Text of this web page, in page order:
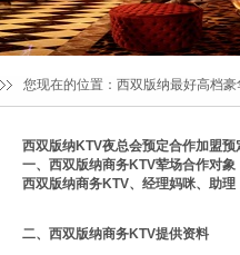
您现在的位置： 西双版纳最好高档
西双版纳KTV夜总会预定合作加盟预
一、西双版纳商务KTV荤场合作对象
西双版纳商务KTV、经理妈咪、助
二、西双版纳商务KTV提供资料